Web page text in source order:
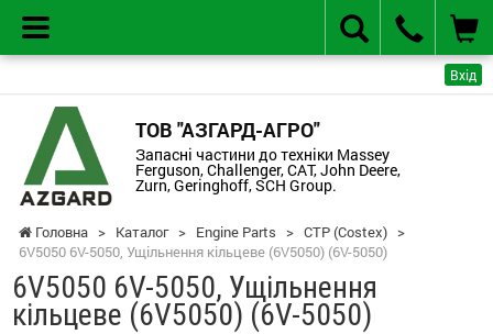
Вхід
ТОВ "АЗГАРД-АГРО"
Запасні частини до техніки Massey
Ferguson, Challenger, CAT, John Deere,
Zurn, Geringhoff, SCH Group.
Головна > Каталог > Engine Parts > CTP (Costex) >
6V5050 6V-5050, Ущільнення кільцеве (6V5050) (6V-5050)
6V5050 6V-5050, Ущільнення
кільцеве (6V5050) (6V-5050)